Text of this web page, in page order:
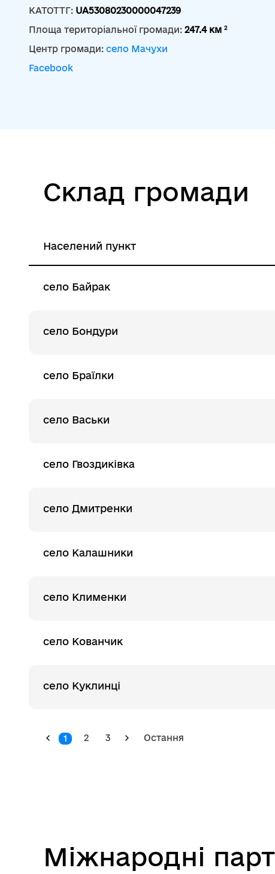
КАТОТТГ: UA53080230000047239
Площа територіальної громади: 247.4 км 2
Центр громади: село Мачухи
Facebook
Склад громади
Населений пункт
село Байрак
село Бондури
село Браїлки
село Васьки
село Гвоздиківка
село Дмитренки
село Калашники
село Клименки
село Кованчик
село Куклинці
1 2 3 Остання
Міжнародні